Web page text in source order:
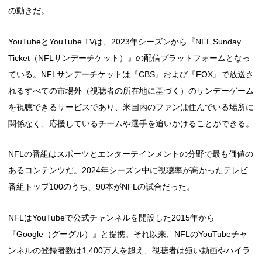
の動きだ。
YouTubeとYouTube TVは、2023年シーズンから『NFL Sunday
Ticket（NFLサンデーチケット）』の配信プラットフォームとなっ
ている。NFLサンデーチケットは『CBS』および『FOX』で放送さ
れるすべての市場外（視聴者の所在地に基づく）のサンデーゲーム
を視聴できるサービスであり、米国内のファンは住んでいる場所に
関係なく、応援しているチームや選手を追いかけることができる。
NFLの番組はスポーツとエンターテインメントの分野で最も価値の
あるコンテンツだ。2024年シーズン中に視聴率が高かったテレビ
番組トップ100のうち、90本がNFLの試合だった。
NFLはYouTubeで公式チャンネルを開設した2015年から
『Google（グーグル）』と提携。それ以来、NFLのYouTubeチャ
ンネルの登録者数は1,400万人を超え、視聴者は短い動画やハイラ